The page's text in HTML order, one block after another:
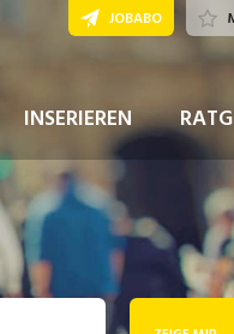
INSERIEREN
JOBABO